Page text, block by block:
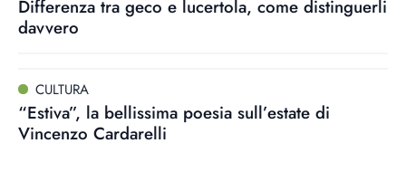
Differenza tra geco e lucertola, come distinguerli
davvero
CULTURA
“Estiva”, la bellissima poesia sull’estate di
Vincenzo Cardarelli